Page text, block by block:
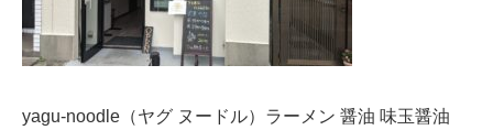
yagu-noodle（ヤグ ヌードル）ラーメン 醤油 味玉醤油